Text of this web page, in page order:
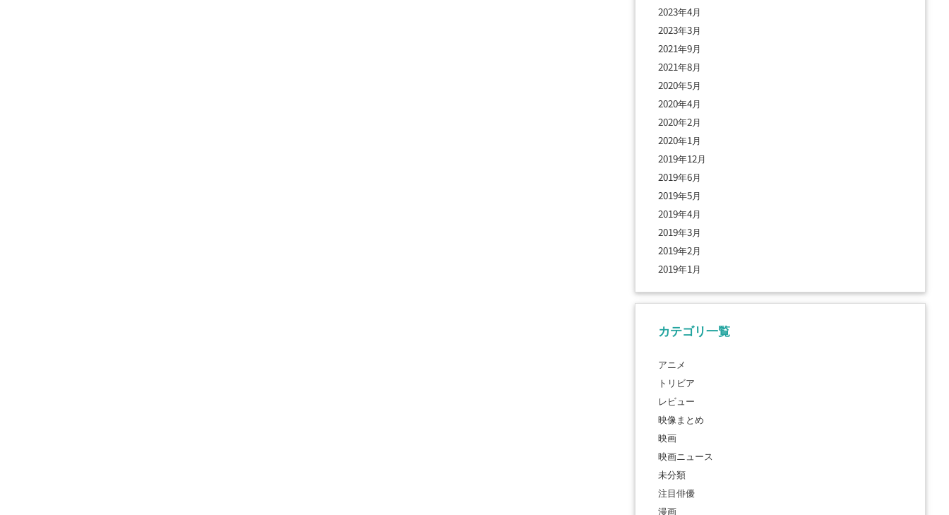
2023年4月
2023年3月
2021年9月
2021年8月
2020年5月
2020年4月
2020年2月
2020年1月
2019年12月
2019年6月
2019年5月
2019年4月
2019年3月
2019年2月
2019年1月
カテゴリ一覧
アニメ
トリビア
レビュー
映像まとめ
映画
映画ニュース
未分類
注目俳優
漫画